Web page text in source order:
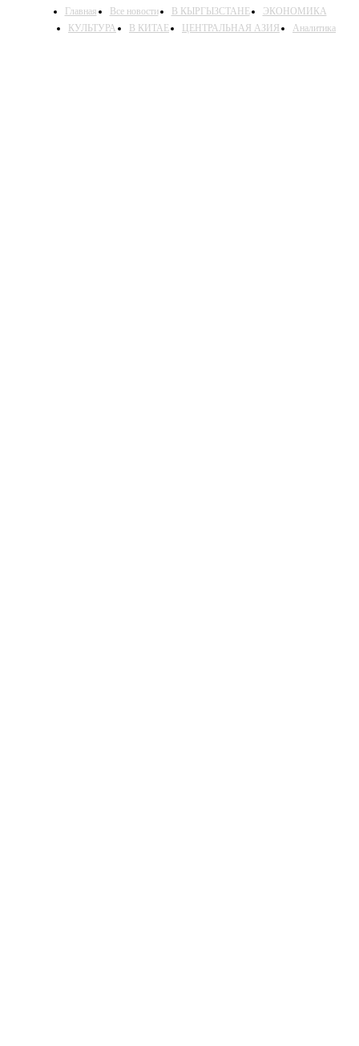
Главная Все новости В КЫРГЫЗСТАНЕ
ЭКОНОМИКА
КУЛЬТУРА
В КИТАЕ ЦЕНТРАЛЬНАЯ АЗИЯ Аналитика